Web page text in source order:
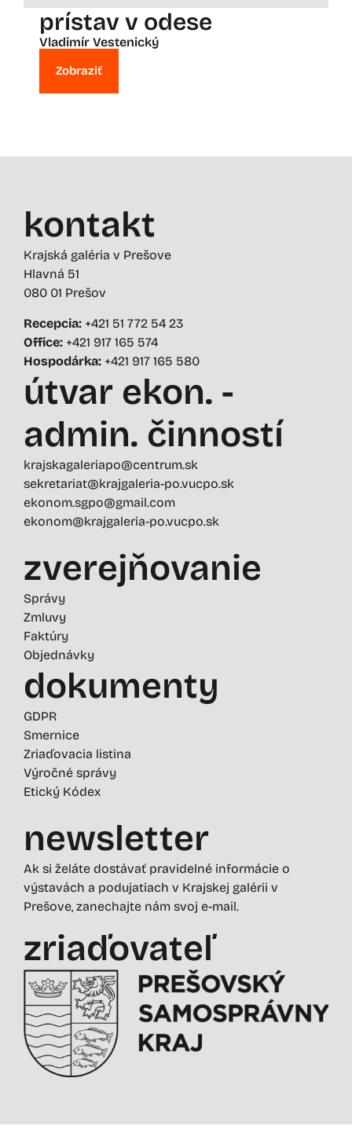
prístav v odese
Vladimír Vestenický
Zobraziť
kontakt
Krajská galéria v Prešove
Hlavná 51
080 01 Prešov
Recepcia: +421 51 772 54 23
Office: +421 917 165 574
Hospodárka: +421 917 165 580
útvar ekon. -
admin. činností
krajskagaleriapo@centrum.sk
sekretariat@krajgaleria-po.vucpo.sk
ekonom.sgpo@gmail.com
ekonom@krajgaleria-po.vucpo.sk
zverejňovanie
Správy
Zmluvy
Faktúry
Objednávky
dokumenty
GDPR
Smernice
Zriaďovacia listina
Výročné správy
Etický Kódex
newsletter
Ak si želáte dostávať pravidelné informácie o
výstavách a podujatiach v Krajskej galérii v
Prešove, zanechajte nám svoj e-mail.
zriaďovateľ